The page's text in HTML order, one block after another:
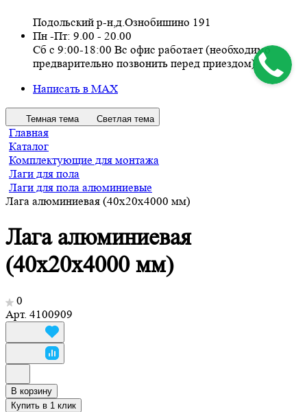
Подольский р-н,д.Ознобишино 191
Пн -Пт: 9.00 - 20.00
Сб с 9:00-18:00 Вс офис работает (необходимо
предварительно позвонить перед приездом)
Написать в MAX
Темная тема Светлая тема
Главная
Каталог
Комплектующие для монтажа
Лаги для пола
Лаги для пола алюминиевые
Лага алюминиевая (40х20х4000 мм)
Лага алюминиевая
(40х20х4000 мм)
0
Арт. 4100909
В корзину
Купить в 1 клик